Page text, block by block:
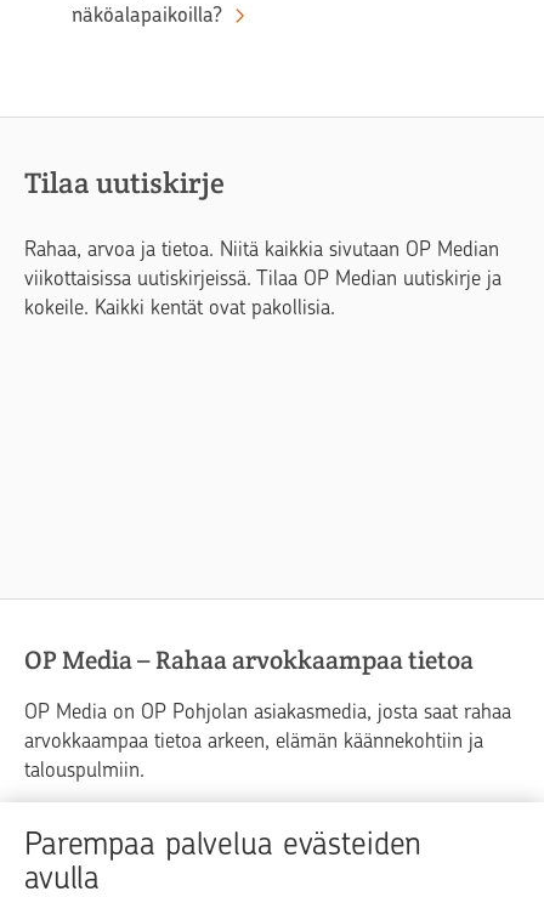
Parempaa palvelua evästeiden
avulla
näköalapaikoilla?
Tilaa uutiskirje
Rahaa, arvoa ja tietoa. Niitä kaikkia sivutaan OP Median
viikottaisissa uutiskirjeissä. Tilaa OP Median uutiskirje ja
kokeile. Kaikki kentät ovat pakollisia.
OP Media – Rahaa arvokkaampaa tietoa
OP Media on OP Pohjolan asiakasmedia, josta saat rahaa
arvokkaampaa tietoa arkeen, elämän käännekohtiin ja
talouspulmiin.
Raha Elämä
Yrityselämä
Blogit ja puheenvuorot